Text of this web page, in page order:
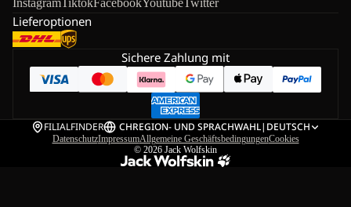
InstagramTiktokFacebookYoutubeTwitter
Lieferoptionen
Sichere Zahlung mit
FILIALFINDER CHREGION- UND SPRACHWAHL| DEUTSCH
DatenschutzImpressumAllgemeine GeschäftsbedingungenCookies
© 2026 Jack Wolfskin